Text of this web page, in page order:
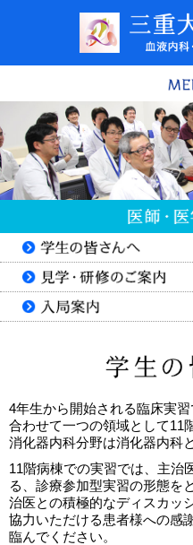
4年生から開始される臨床実
合わせて一つの領域として11
消化器内科分野は消化器内科
11階病棟での実習では、主治
る、診療参加型実習の形態を
治医との積極的なディスカッ
協力いただける患者様への感
臨んでください。